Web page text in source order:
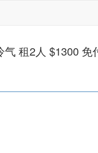
租2人 $1300 免